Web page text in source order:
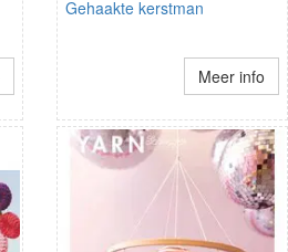
Gehaakte kerstman
Meer info